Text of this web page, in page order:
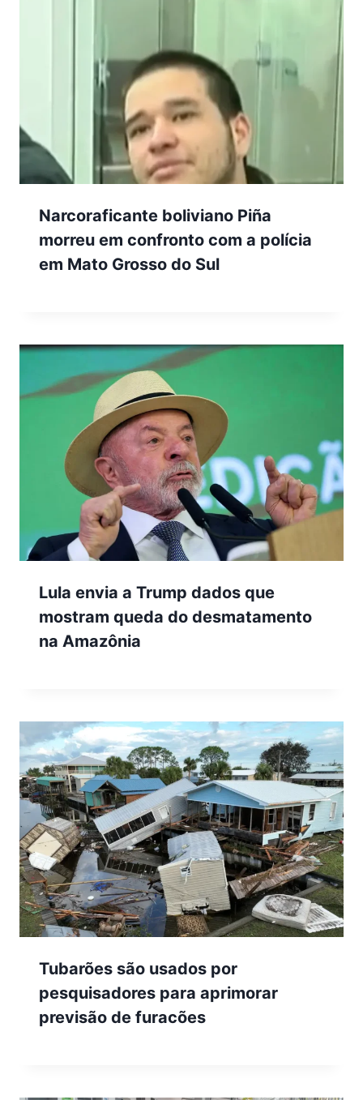
Narcoraficante boliviano Piña
morreu em confronto com a polícia
em Mato Grosso do Sul
Lula envia a Trump dados que
mostram queda do desmatamento
na Amazônia
Tubarões são usados por
pesquisadores para aprimorar
previsão de furacões